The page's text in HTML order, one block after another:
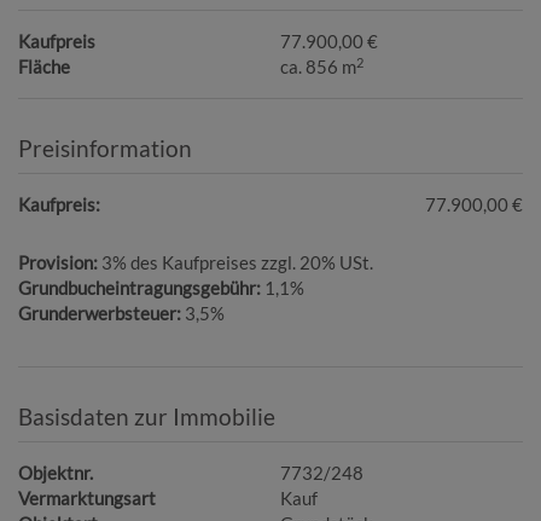
Kaufpreis
77.900,00 €
Fläche
ca. 856 m2
Preisinformation
Kaufpreis: 77.900,00 €
Provision: 3% des Kaufpreises zzgl. 20% USt.
Grundbucheintragungsgebühr: 1,1%
Grunderwerbsteuer: 3,5%
Basisdaten zur Immobilie
Objektnr.
7732/248
Vermarktungsart
Kauf